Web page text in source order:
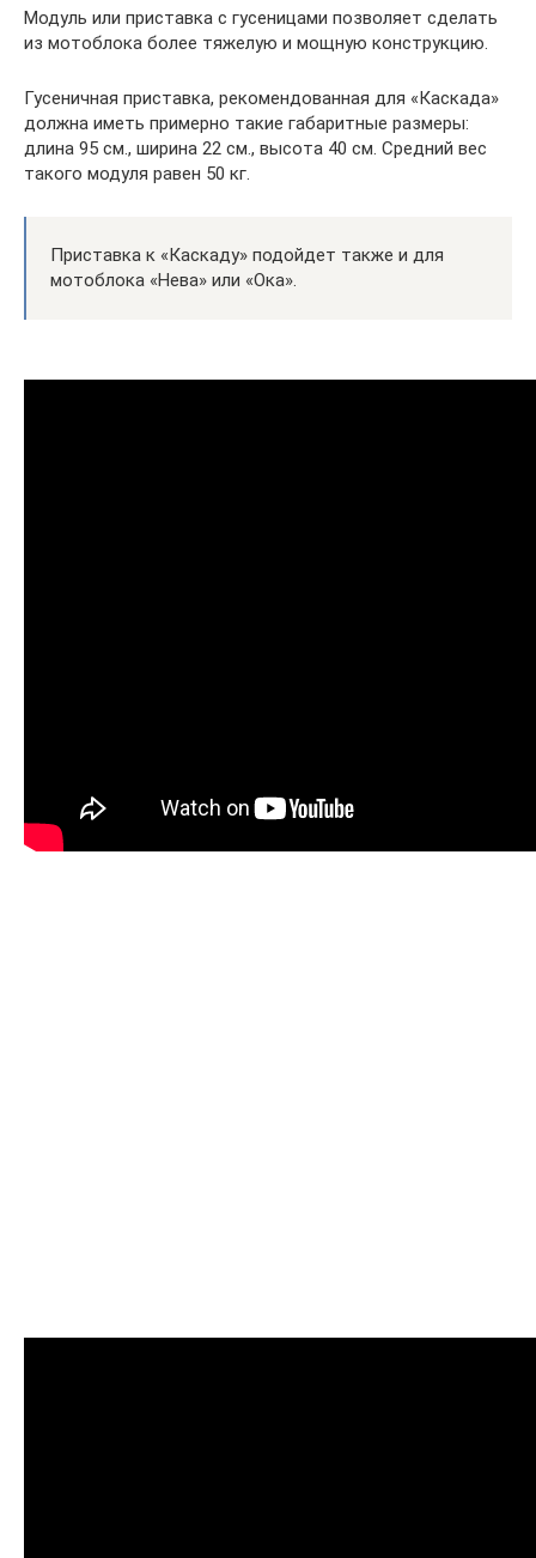
Модуль или приставка с гусеницами позволяет сделать
из мотоблока более тяжелую и мощную конструкцию.
Гусеничная приставка, рекомендованная для «Каскада»
должна иметь примерно такие габаритные размеры:
длина 95 см., ширина 22 см., высота 40 см. Средний вес
такого модуля равен 50 кг.
Приставка к «Каскаду» подойдет также и для
мотоблока «Нева» или «Ока».